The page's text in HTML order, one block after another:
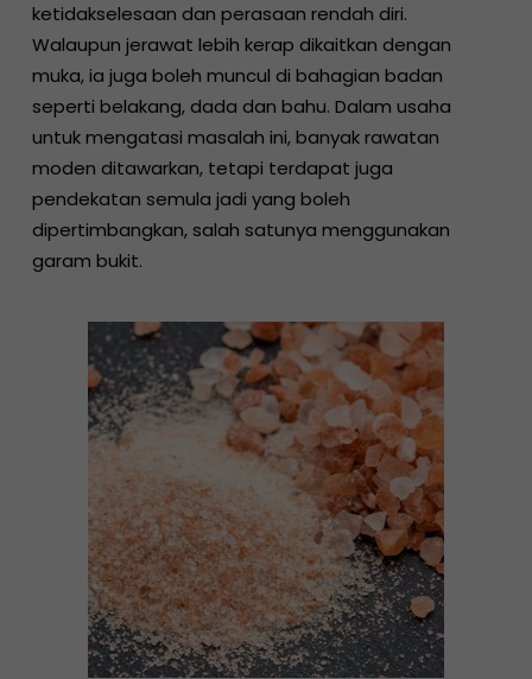
ketidakselesaan dan perasaan rendah diri.
Walaupun jerawat lebih kerap dikaitkan dengan
muka, ia juga boleh muncul di bahagian badan
seperti belakang, dada dan bahu. Dalam usaha
untuk mengatasi masalah ini, banyak rawatan
moden ditawarkan, tetapi terdapat juga
pendekatan semula jadi yang boleh
dipertimbangkan, salah satunya menggunakan
garam bukit.